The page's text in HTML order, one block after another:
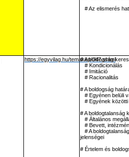
# Az elismerés
https://egyvilag.hu/temakep/047.shtml
# A boldogság
# Kondicionálás
# Imitáció
# Racionalitás
# A boldogság
# Egyénen belüli
# Egyének
# A boldogtalanság
# Általános
# Bevett,
# A
jelenségei
# Értelem és